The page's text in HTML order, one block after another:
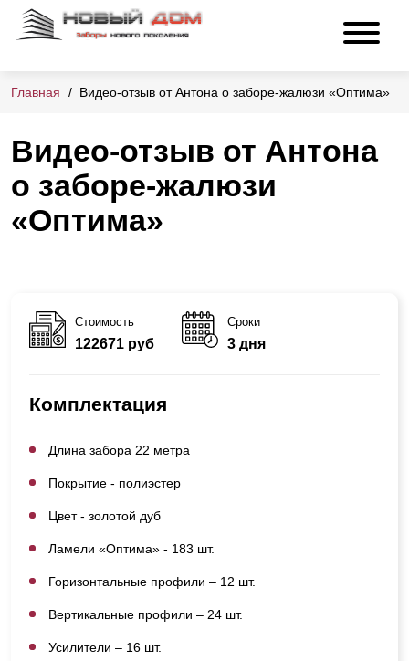
Главная Видео-отзыв от Антона о заборе-жалюзи «Оптима»
Видео-отзыв от Антона
о заборе-жалюзи
«Оптима»
Стоимость
122671 руб
Сроки
3 дня
Комплектация
Длина забора 22 метра
Покрытие - полиэстер
Цвет - золотой дуб
Ламели «Оптима» - 183 шт.
Горизонтальные профили – 12 шт.
Вертикальные профили – 24 шт.
Усилители – 16 шт.